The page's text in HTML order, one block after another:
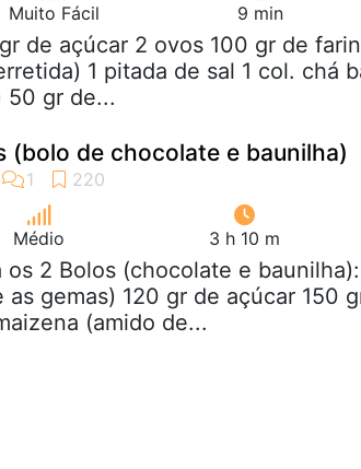
Muito Fácil 9 min
de açúcar 2 ovos 100 gr de
1 pitada de sal 1 col. chá
50 gr de...
(bolo de chocolate e baunilha)
Médio 3 h 10 m
os 2 Bolos (chocolate e
as gemas) 120 gr de açúcar 150
(amido de...